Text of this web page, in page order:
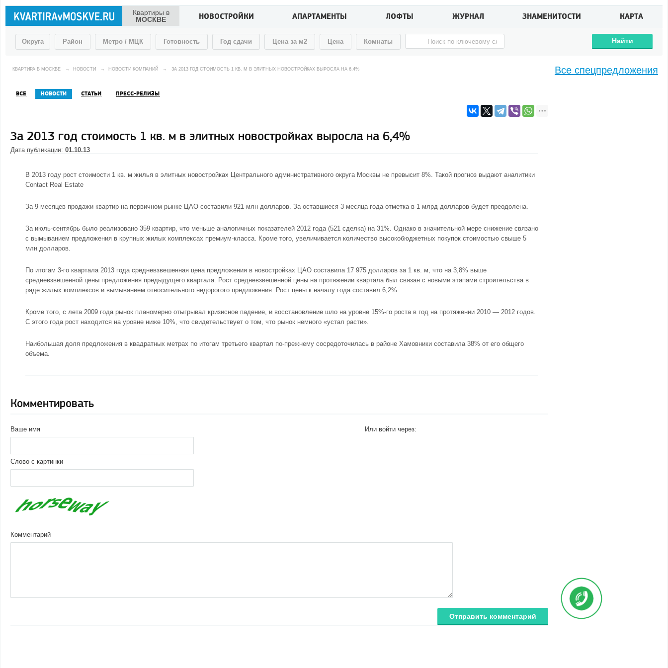
Квартиры в
МОСКВЕ
НОВОСТРОЙКИ АПАРТАМЕНТЫ ЛОФТЫ ЖУРНАЛ ЗНАМЕНИТОСТИ КАРТА
Округа Район Метро / МЦК Готовность Год сдачи Цена за м2 Цена Комнаты Найти
КВАРТИРА В МОСКВЕ → НОВОСТИ → НОВОСТИ КОМПАНИЙ → ЗА 2013 ГОД СТОИМОСТЬ 1 КВ. М В ЭЛИТНЫХ НОВОСТРОЙКАХ ВЫРОСЛА НА 6,4%
ВСЕ НОВОСТИ СТАТЬИ ПРЕСС-РЕЛИЗЫ
За 2013 год стоимость 1 кв. м в элитных новостройках выросла на 6,4%
Дата публикации: 01.10.13
В 2013 году рост стоимости 1 кв. м жилья в элитных новостройках Центрального административного округа Москвы не превысит 8%. Такой прогноз выдают аналитики
Contact Real Estate
За 9 месяцев продажи квартир на первичном рынке ЦАО составили 921 млн долларов. За оставшиеся 3 месяца года отметка в 1 млрд долларов будет преодолена.
За июль-сентябрь было реализовано 359 квартир, что меньше аналогичных показателей 2012 года (521 сделка) на 31%. Однако в значительной мере снижение связано
с вымыванием предложения в крупных жилых комплексах премиум-класса. Кроме того, увеличивается количество высокобюджетных покупок стоимостью свыше 5
млн долларов.
По итогам 3-го квартала 2013 года средневзвешенная цена предложения в новостройках ЦАО составила 17 975 долларов за 1 кв. м, что на 3,8% выше
средневзвешенной цены предложения предыдущего квартала. Рост средневзвешенной цены на протяжении квартала был связан с новыми этапами строительства в
ряде жилых комплексов и вымыванием относительного недорогого предложения. Рост цены к началу года составил 6,2%.
Кроме того, с лета 2009 года рынок планомерно отыгрывал кризисное падение, и восстановление шло на уровне 15%-го роста в год на протяжении 2010 — 2012 годов.
С этого года рост находится на уровне ниже 10%, что свидетельствует о том, что рынок немного «устал расти».
Наибольшая доля предложения в квадратных метрах по итогам третьего квартал по-прежнему сосредоточилась в районе Хамовники составила 38% от его общего
объема.
Комментировать
Ваше имя
Слово с картинки
Или войти через:
Комментарий
Отправить комментарий
Все спецпредложения